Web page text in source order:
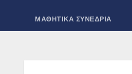
ΜΑΘΗΤΙΚΑ ΣΥΝΕΔΡΙΑ